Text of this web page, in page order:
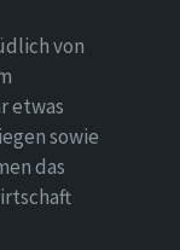
von
etwas
sowie
das